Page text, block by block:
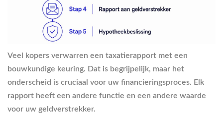
Veel kopers verwarren een taxatierapport met een
bouwkundige keuring. Dat is begrijpelijk, maar het
onderscheid is cruciaal voor uw financieringsproces. Elk
rapport heeft een andere functie en een andere waarde
voor uw geldverstrekker.